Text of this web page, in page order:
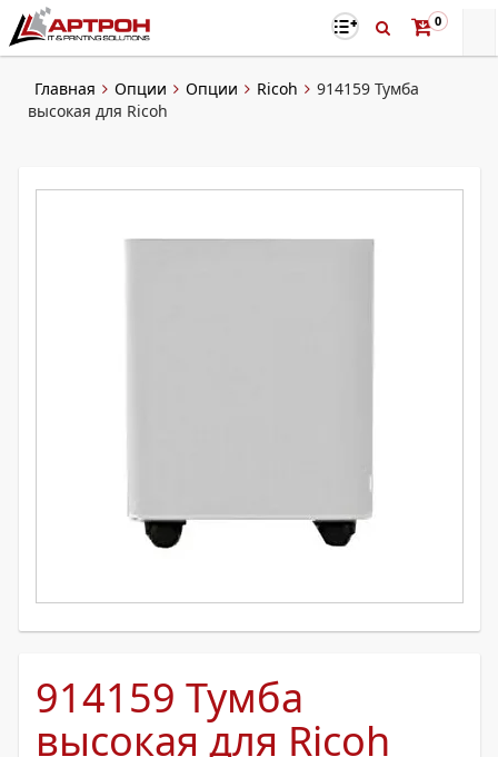
0
Главная Опции Опции Ricoh
914159 Тумба
высокая для Ricoh
914159 Тумба
высокая для Ricoh